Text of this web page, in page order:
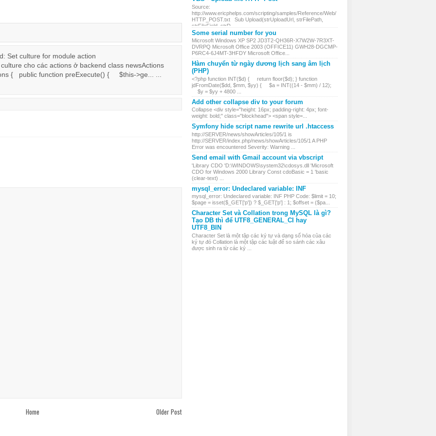
Set culture for module action
cho các actions ở backend class newsActions
{ public function preExecute() { $this->ge... ...
Older Post
Home
Source:
http://www.ericphelps.com/scripting/samples/Reference/Web/
HTTP_POST.txt Sub Upload(strUploadUrl, strFilePath,
strFileField, strD...
Some serial number for you
Microsoft Windows XP SP2 JD3T2-QH36R-X7W2W-7R3XT-
DVRPQ Microsoft Office 2003 (OFFICE11) GWH28-DGCMP-
P6RC4-6J4MT-3HFDY Microsoft Office...
Hàm chuyển từ ngày dương lịch sang âm lịch
(PHP)
<?php function INT($d) { return floor($d); } function
jdFromDate($dd, $mm, $yy) { $a = INT((14 - $mm) / 12);
$y = $yy + 4800 ...
Add other collapse div to your forum
Collapse <div style="height: 16px; padding-right: 4px; font-
weight: bold;" class="blockhead"> <span style=...
Symfony hide script name rewrite url .htaccess
http://SERVER/news/showArticles/105/1 is
http://SERVER/index.php/news/showArticles/105/1 A PHP
Error was encountered Severity: Warning ...
Send email with Gmail account via vbscript
'Library CDO 'D:\WINDOWS\system32\cdosys.dll 'Microsoft
CDO for Windows 2000 Library Const cdoBasic = 1 'basic
(clear-text) ...
mysql_error: Undeclared variable: INF
mysql_error: Undeclared variable: INF PHP Code: $limit = 10;
$page = isset($_GET['p']) ? $_GET['p'] : 1; $offset = ($pa...
Character Set và Collation trong MySQL là gì?
Tạo DB thì để UTF8_GENERAL_CI hay
UTF8_BIN
Character Set là một tập các ký tự và dạng số hóa của các
ký tự đó Collation là một tập các luật để so sánh các xâu
được sinh ra từ các ký ...